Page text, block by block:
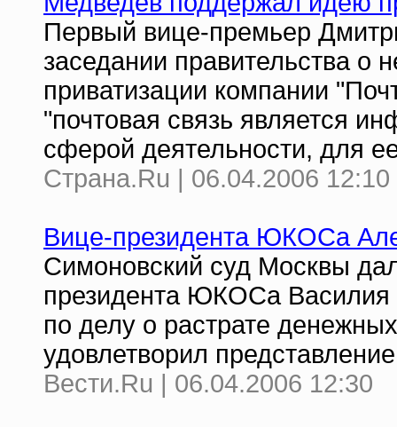
Первый вице-премьер
заседании правительства о
приватизации компании
"почтовая связь является
сферой деятельности, для
Страна.Ru | 06.04.2006 12:10
Вице-президента ЮКОСа
Симоновский суд Москвы
президента ЮКОСа Василия
по делу о растрате
удовлетворил
Вести.Ru | 06.04.2006 12:30